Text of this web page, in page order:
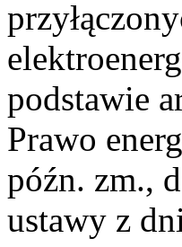
podstawie
Prawo
późn. zm.,
ustawy z